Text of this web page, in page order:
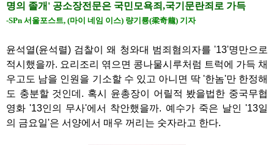
명의 졸개' 공소장전문은 국민모욕죄,국기문란죄로 가득
-SPn 서울포스트, (마이 네임 이스) 량기룡(梁奇龍) 기자
윤석열(윤석렬) 검찰이 왜 청와대 범죄혐의자를 '13'명만으로
적시했을까. 요리조리 엮으면 콩나물시루처럼 트럭에 가득 채
우고도 남을 인원을 기소할 수 있고 아니면 딱 '한놈'만 한정해
도 충분할 것인데. 혹시 윤총장이 어릴적 봤을법한 중국무협
영화 '13인의 무사'에서 착안했을까. 예수가 죽은 날인 '13일
의 금요일'은 서양에서 매우 꺼리는 숫자라고 한다.